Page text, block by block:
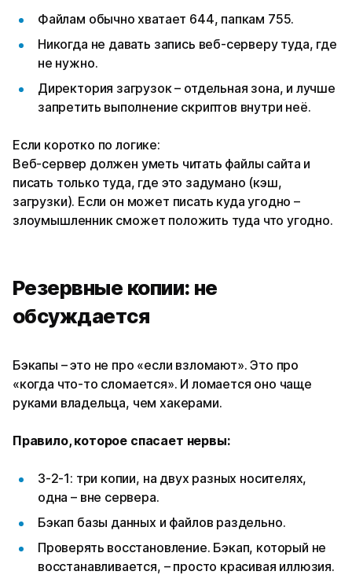
Файлам обычно хватает 644, папкам 755.
Никогда не давать запись веб-серверу туда, где
не нужно.
Директория загрузок – отдельная зона, и лучше
запретить выполнение скриптов внутри неё.
Если коротко по логике:
Веб-сервер должен уметь читать файлы сайта и
писать только туда, где это задумано (кэш,
загрузки). Если он может писать куда угодно –
злоумышленник сможет положить туда что угодно.
Резервные копии: не
обсуждается
Бэкапы – это не про «если взломают». Это про
«когда что-то сломается». И ломается оно чаще
руками владельца, чем хакерами.
Правило, которое спасает нервы:
3-2-1: три копии, на двух разных носителях,
одна – вне сервера.
Бэкап базы данных и файлов раздельно.
Проверять восстановление. Бэкап, который не
восстанавливается, – просто красивая иллюзия.